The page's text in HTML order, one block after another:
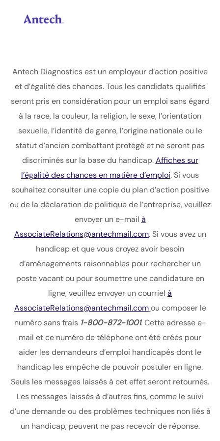
Antech Diagnostics est un employeur d’action positive
et d’égalité des chances. Tous les candidats qualifiés
seront pris en considération pour un emploi sans égard
à la race, la couleur, la religion, le sexe, l’orientation
sexuelle, l’identité de genre, l’origine nationale ou le
statut d’ancien combattant protégé et ne seront pas
discriminés sur la base du handicap.Affiches sur
l’égalité des chances en matière d’emploi. Si vous
souhaitez consulter une copie du plan d’action positive
ou de la déclaration de politique de l’entreprise, veuillez
envoyer un e-mail à
AssociateRelations@antechmail.com. Si vous avez un
handicap et que vous croyez avoir besoin
d’aménagements raisonnables pour rechercher un
poste vacant ou pour soumettre une candidature en
ligne, veuillez envoyer un courriel à
AssociateRelations@antechmail.com ou composer le
numéro sans frais 1-800-872-1001. Cette adresse e-
mail et ce numéro de téléphone ont été créés pour
aider les demandeurs d’emploi handicapés dont le
handicap les empêche de pouvoir postuler en ligne.
Seuls les messages laissés à cet effet seront retournés.
Les messages laissés à d’autres fins, comme le suivi
d’une demande ou des problèmes techniques non liés à
un handicap, peuvent ne pas recevoir de réponse.